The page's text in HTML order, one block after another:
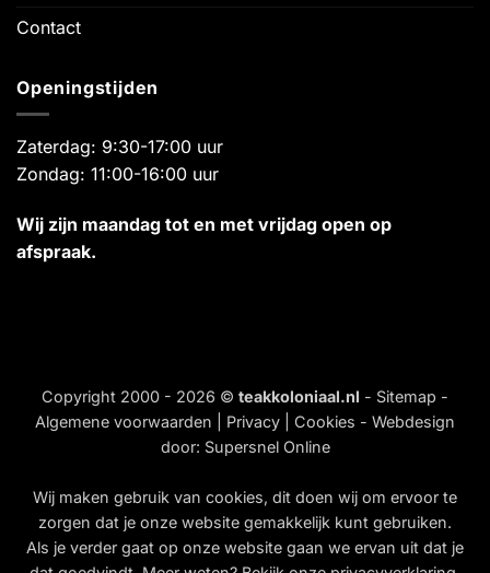
Contact
Openingstijden
Zaterdag: 9:30-17:00 uur
Zondag: 11:00-16:00 uur
Wij zijn maandag tot en met vrijdag open op
afspraak.
Copyright 2000 - 2026 © teakkoloniaal.nl - Sitemap -
Algemene voorwaarden
Privacy Cookies - Webdesign
door: Supersnel Online
Wij maken gebruik van cookies, dit doen wij om ervoor te
zorgen dat je onze website gemakkelijk kunt gebruiken.
Als je verder gaat op onze website gaan we ervan uit dat je